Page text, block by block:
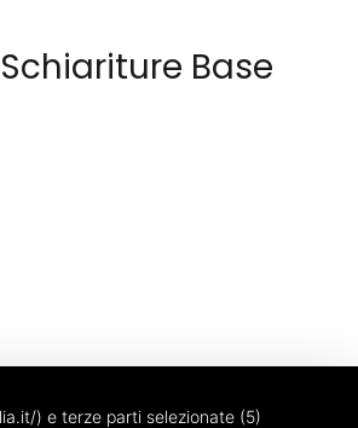
Base
) e terze parti selezionate (5)